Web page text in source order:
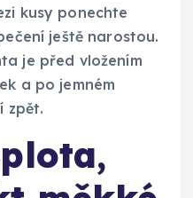
kusy ponechte
ještě narostou.
je před vložením
a po jemném
zpět.